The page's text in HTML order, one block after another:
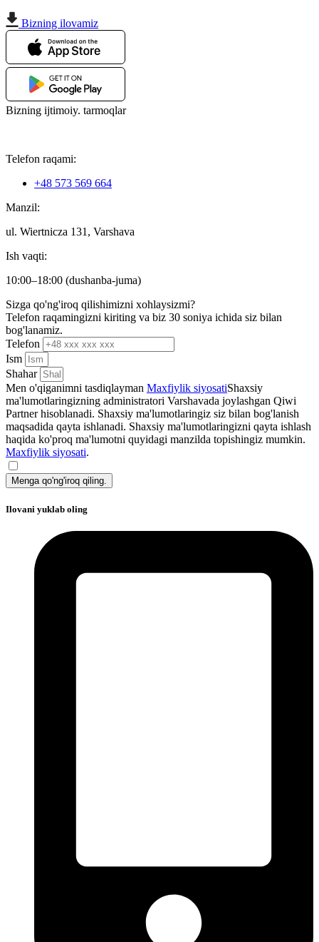
Bizning ilovamiz
Bizning ijtimoiy. tarmoqlar
Telefon raqami:
+48 573 569 664
Manzil:
ul. Wiertnicza 131, Varshava
Ish vaqti:
10:00–18:00 (dushanba-juma)
Sizga qo'ng'iroq qilishimizni xohlaysizmi?
Telefon raqamingizni kiriting va biz 30 soniya ichida siz bilan
bog'lanamiz.
Telefon
Ism
Shahar
Men o'qiganimni tasdiqlayman Maxfiylik siyosatiShaxsiy
ma'lumotlaringizning administratori Varshavada joylashgan Qiwi
Partner hisoblanadi. Shaxsiy ma'lumotlaringiz siz bilan bog'lanish
maqsadida qayta ishlanadi. Shaxsiy ma'lumotlaringizni qayta ishlash
haqida ko'proq ma'lumotni quyidagi manzilda topishingiz mumkin.
Maxfiylik siyosati.
Menga qo'ng'iroq qiling.
Ilovani yuklab oling